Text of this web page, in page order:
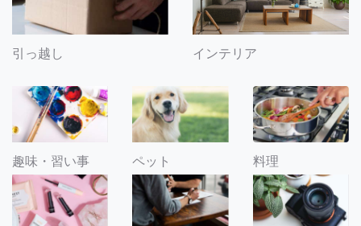
引っ越し インテリア
趣味・習い事 ペット 料理